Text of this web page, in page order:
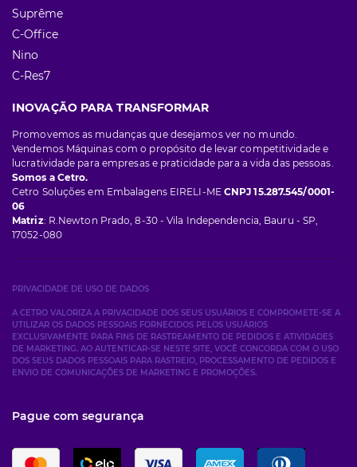
Suprême
C-Office
Nino
C-Res7
INOVAÇÃO PARA TRANSFORMAR
Promovemos as mudanças que desejamos ver no mundo.
Vendemos Máquinas com o propósito de levar competitividade e
lucratividade para empresas e praticidade para a vida das pessoas.
Somos a Cetro.
Cetro Soluções em Embalagens EIRELI-ME CNPJ 15.287.545/0001-
06
Matriz: R.Newton Prado, 8-30 - Vila Independencia, Bauru - SP,
17052-080
PRIVACIDADE DE USO DE DADOS
A CETRO VALORIZA A PRIVACIDADE DOS SEUS USUÁRIOS E COMPROMETE-SE A
UTILIZAR OS DADOS PESSOAIS FORNECIDOS PELOS USUÁRIOS
EXCLUSIVAMENTE PARA FINS DE RASTREAMENTO DE PEDIDOS E ATIVIDADES
DE MARKETING. AO AUTENTICAR-SE NESTE SITE, VOCÊ CONCORDA COM O USO
DOS SEUS DADOS PESSOAIS PARA RASTREIO, PROCESSAMENTO DE PEDIDOS E
ENVIO DE COMUNICAÇÕES DE MARKETING E PROMOÇÕES.
Pague com segurança